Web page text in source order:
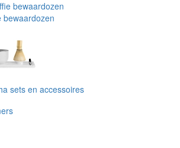
bewaardozen
sets en accessoires